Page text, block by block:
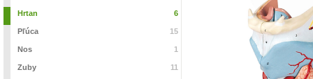
Hrtan 6
Pľúca 15
Nos 1
Zuby 11